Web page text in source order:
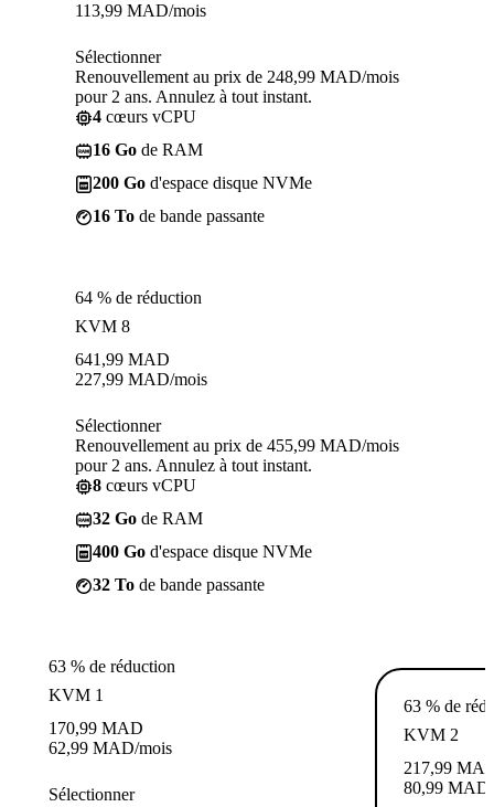
113,99 MAD/mois
Sélectionner
Renouvellement au prix de 248,99 MAD/mois
pour 2 ans. Annulez à tout instant.
4 cœurs vCPU
16 Go de RAM
200 Go d'espace disque NVMe
16 To de bande passante
64 % de réduction
KVM 8
641,99 MAD
227,99 MAD/mois
Sélectionner
Renouvellement au prix de 455,99 MAD/mois
pour 2 ans. Annulez à tout instant.
8 cœurs vCPU
32 Go de RAM
400 Go d'espace disque NVMe
32 To de bande passante
63 % de réduction
KVM 1
170,99 MAD
62,99 MAD/mois
Sélectionner
63 % de
KVM 2
217,99
80,99 MAD